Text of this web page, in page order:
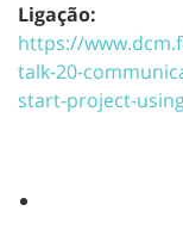
Ligação:
https://
talk-20-
start-project-